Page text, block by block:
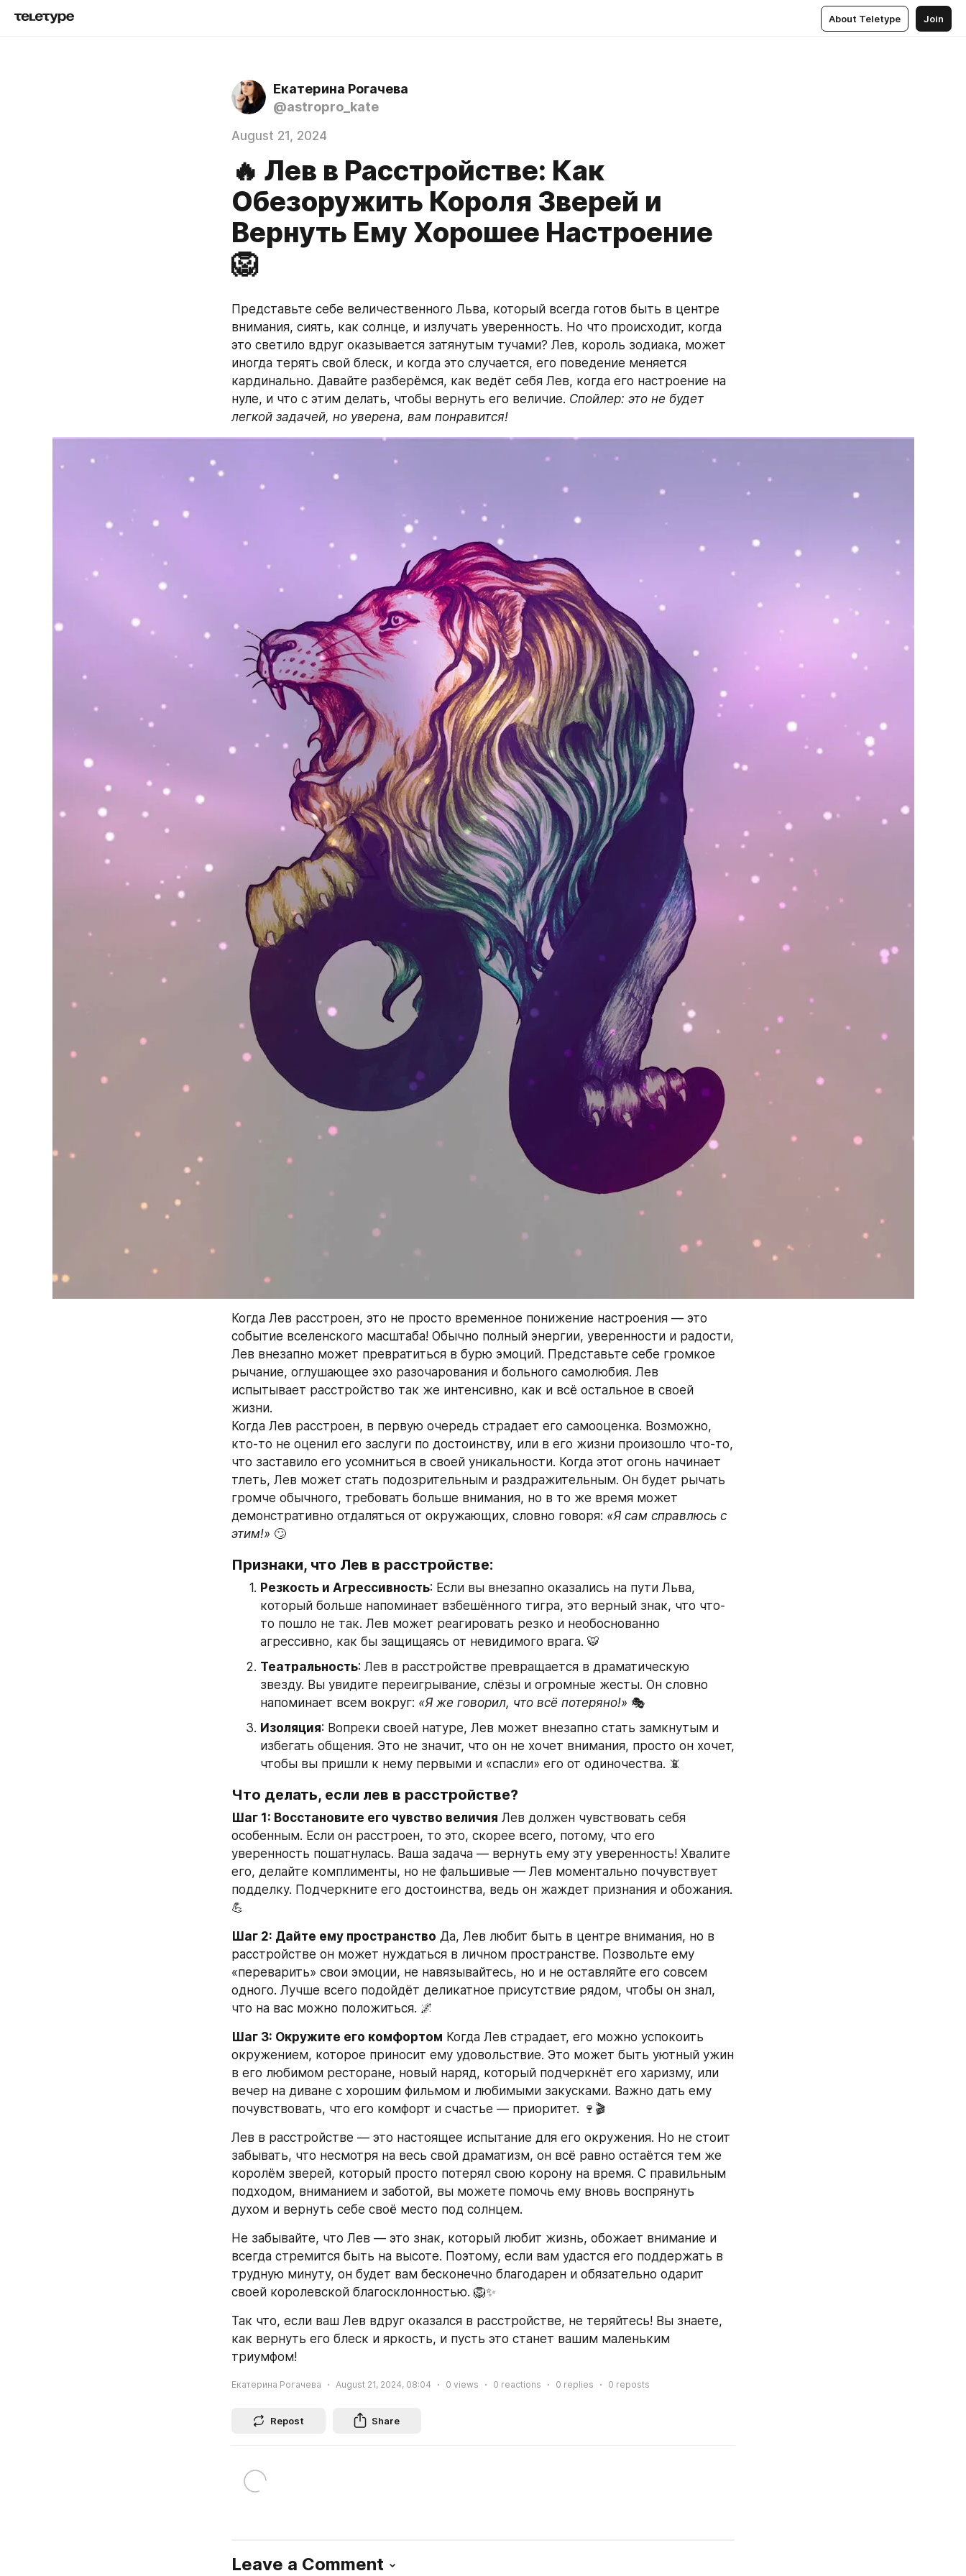
About Teletype Join
Екатерина Рогачева
@astropro_kate
August 21, 2024
🔥 Лев в Расстройстве: Как
Обезоружить Короля Зверей и
Вернуть Ему Хорошее Настроение
🦁
Представьте себе величественного Льва, который всегда готов быть в центре
внимания, сиять, как солнце, и излучать уверенность. Но что происходит, когда
это светило вдруг оказывается затянутым тучами? Лев, король зодиака, может
иногда терять свой блеск, и когда это случается, его поведение меняется
кардинально. Давайте разберёмся, как ведёт себя Лев, когда его настроение на
нуле, и что с этим делать, чтобы вернуть его величие. Спойлер: это не будет
легкой задачей, но уверена, вам понравится!
Когда Лев расстроен, это не просто временное понижение настроения — это
событие вселенского масштаба! Обычно полный энергии, уверенности и радости,
Лев внезапно может превратиться в бурю эмоций. Представьте себе громкое
рычание, оглушающее эхо разочарования и больного самолюбия. Лев
испытывает расстройство так же интенсивно, как и всё остальное в своей
жизни.
Когда Лев расстроен, в первую очередь страдает его самооценка. Возможно,
кто-то не оценил его заслуги по достоинству, или в его жизни произошло что-то,
что заставило его усомниться в своей уникальности. Когда этот огонь начинает
тлеть, Лев может стать подозрительным и раздражительным. Он будет рычать
громче обычного, требовать больше внимания, но в то же время может
демонстративно отдаляться от окружающих, словно говоря: «Я сам справлюсь с
этим!» 🙄
Признаки, что Лев в расстройстве:
Резкость и Агрессивность: Если вы внезапно оказались на пути Льва,
который больше напоминает взбешённого тигра, это верный знак, что что-
то пошло не так. Лев может реагировать резко и необоснованно
агрессивно, как бы защищаясь от невидимого врага. 🐯
Театральность: Лев в расстройстве превращается в драматическую
звезду. Вы увидите переигрывание, слёзы и огромные жесты. Он словно
напоминает всем вокруг: «Я же говорил, что всё потеряно!» 🎭
Изоляция: Вопреки своей натуре, Лев может внезапно стать замкнутым и
избегать общения. Это не значит, что он не хочет внимания, просто он хочет,
чтобы вы пришли к нему первыми и «спасли» его от одиночества. 📵
Что делать, если лев в расстройстве?
Шаг 1: Восстановите его чувство величия Лев должен чувствовать себя
особенным. Если он расстроен, то это, скорее всего, потому, что его
уверенность пошатнулась. Ваша задача — вернуть ему эту уверенность! Хвалите
его, делайте комплименты, но не фальшивые — Лев моментально почувствует
подделку. Подчеркните его достоинства, ведь он жаждет признания и обожания.
💪
Шаг 2: Дайте ему пространство Да, Лев любит быть в центре внимания, но в
расстройстве он может нуждаться в личном пространстве. Позвольте ему
«переварить» свои эмоции, не навязывайтесь, но и не оставляйте его совсем
одного. Лучше всего подойдёт деликатное присутствие рядом, чтобы он знал,
что на вас можно положиться. 🌌
Шаг 3: Окружите его комфортом Когда Лев страдает, его можно успокоить
окружением, которое приносит ему удовольствие. Это может быть уютный ужин
в его любимом ресторане, новый наряд, который подчеркнёт его харизму, или
вечер на диване с хорошим фильмом и любимыми закусками. Важно дать ему
почувствовать, что его комфорт и счастье — приоритет. 🍷🎬
Лев в расстройстве — это настоящее испытание для его окружения. Но не стоит
забывать, что несмотря на весь свой драматизм, он всё равно остаётся тем же
королём зверей, который просто потерял свою корону на время. С правильным
подходом, вниманием и заботой, вы можете помочь ему вновь воспрянуть
духом и вернуть себе своё место под солнцем.
Не забывайте, что Лев — это знак, который любит жизнь, обожает внимание и
всегда стремится быть на высоте. Поэтому, если вам удастся его поддержать в
трудную минуту, он будет вам бесконечно благодарен и обязательно одарит
своей королевской благосклонностью. 🦁✨
Так что, если ваш Лев вдруг оказался в расстройстве, не теряйтесь! Вы знаете,
как вернуть его блеск и яркость, и пусть это станет вашим маленьким
триумфом!
Екатерина Рогачева August 21, 2024, 08:04 0 views 0 reactions 0 replies 0 reposts
Repost Share
Leave a Comment